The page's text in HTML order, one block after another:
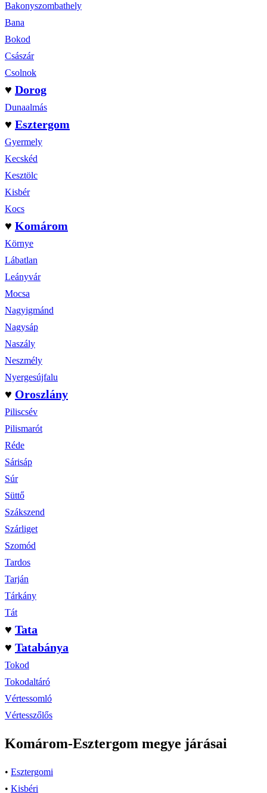
Bakonyszombathely
Bana
Bokod
Császár
Csolnok
♥ Dorog
Dunaalmás
♥ Esztergom
Gyermely
Kecskéd
Kesztölc
Kisbér
Kocs
♥ Komárom
Környe
Lábatlan
Leányvár
Mocsa
Nagyigmánd
Nagysáp
Naszály
Neszmély
Nyergesújfalu
♥ Oroszlány
Piliscsév
Pilismarót
Réde
Sárisáp
Súr
Süttő
Szákszend
Szárliget
Szomód
Tardos
Tarján
Tárkány
Tát
♥ Tata
♥ Tatabánya
Tokod
Tokodaltáró
Vértessomló
Vértesszőlős
Komárom-Esztergom megye járásai
• Esztergomi
• Kisbéri